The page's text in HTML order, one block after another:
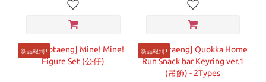
新品報到 ! 新品報到 !